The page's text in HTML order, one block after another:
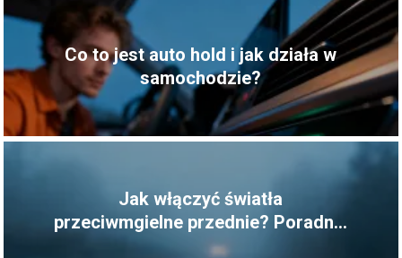
Co to jest auto hold i jak działa w
samochodzie?
Jak włączyć światła
przeciwmgielne przednie? Poradnik
kierowcy